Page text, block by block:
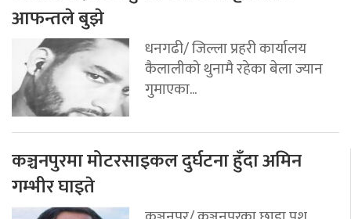
आफन्तले बुझे
धनगढी/ जिल्ला प्रहरी कार्यालय
कैलालीको थुनामै रहेका बेला ज्यान
गुमाएका...
कञ्चनपुरमा मोटरसाइकल दुर्घटना हुँदा अमिन
गम्भीर घाइते